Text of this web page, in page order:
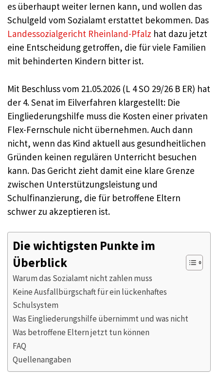
es überhaupt weiter lernen kann, und wollen das
Schulgeld vom Sozialamt erstattet bekommen. Das
Landessozialgericht Rheinland-Pfalz hat dazu jetzt
eine Entscheidung getroffen, die für viele Familien
mit behinderten Kindern bitter ist.
Mit Beschluss vom 21.05.2026 (L 4 SO 29/26 B ER) hat
der 4. Senat im Eilverfahren klargestellt: Die
Eingliederungshilfe muss die Kosten einer privaten
Flex-Fernschule nicht übernehmen. Auch dann
nicht, wenn das Kind aktuell aus gesundheitlichen
Gründen keinen regulären Unterricht besuchen
kann. Das Gericht zieht damit eine klare Grenze
zwischen Unterstützungsleistung und
Schulfinanzierung, die für betroffene Eltern
schwer zu akzeptieren ist.
Die wichtigsten Punkte im
Überblick
Warum das Sozialamt nicht zahlen muss
Keine Ausfallbürgschaft für ein lückenhaftes
Schulsystem
Was Eingliederungshilfe übernimmt und was nicht
Was betroffene Eltern jetzt tun können
FAQ
Quellenangaben